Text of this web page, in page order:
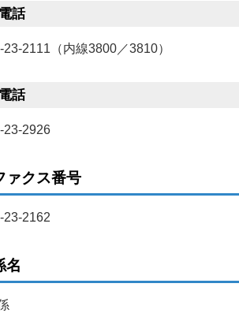
話
23-2111（内線3800／3810）
話
23-2926
ァクス番号
23-2162
名